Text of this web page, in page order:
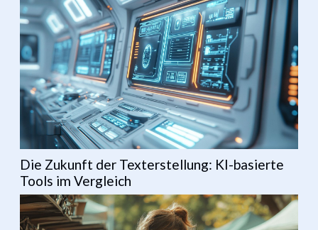
Die Zukunft der Texterstellung: KI-basierte
Tools im Vergleich